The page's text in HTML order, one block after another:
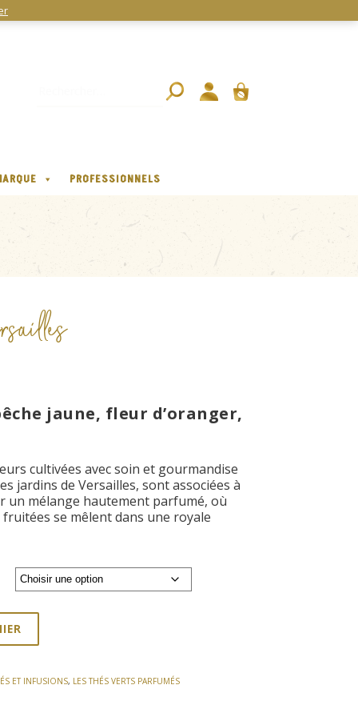
PROFESSIONNELS
jaune, fleur d’oranger,
cultivées avec soin et gourmandise
jardins de Versailles, sont associées à
mélange hautement parfumé, où
se mêlent dans une royale
ET INFUSIONS, LES THÉS VERTS PARFUMÉS